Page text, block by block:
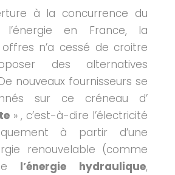
à la concurrence du
en France, la
n’a cessé de croitre
des alternatives
nouveaux fournisseurs se
sur ce créneau d’
» , c’est-à-dire l’électricité
à partir d’une
renouvelable (comme
l’énergie hydraulique,